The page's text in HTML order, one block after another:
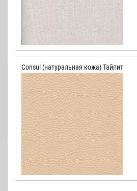
Сonsul (натуральная кожа) Тайпит